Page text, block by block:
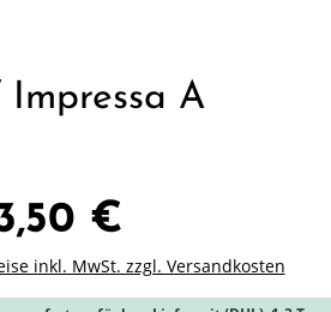
A
€
inkl. MwSt. zzgl. Versandkosten